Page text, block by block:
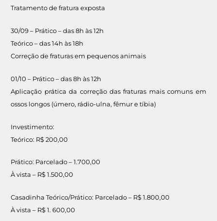
Tratamento de fratura exposta
30/09 – Prático – das 8h às 12h
Teórico – das 14h às 18h
Correção de fraturas em pequenos animais
01/10 – Prático – das 8h às 12h
Aplicação prática da correção das fraturas mais comuns em
ossos longos (úmero, rádio-ulna, fêmur e tíbia)
Investimento:
Teórico: R$ 200,00
Prático: Parcelado – 1.700,00
À vista – R$ 1.500,00
Casadinha Teórico/Prático: Parcelado – R$ 1.800,00
À vista – R$ 1. 600,00